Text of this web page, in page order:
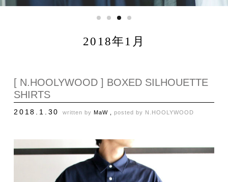
2018年1月
[ N.HOOLYWOOD ] BOXED SILHOUETTE
SHIRTS
2018.1.30 written by MaW , posted by N.HOOLYWOOD